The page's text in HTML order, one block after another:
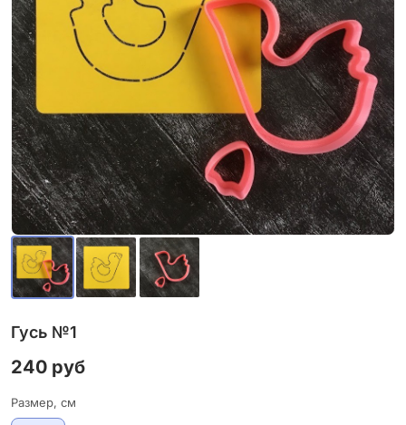
Гусь №1
240 руб
Размер, см